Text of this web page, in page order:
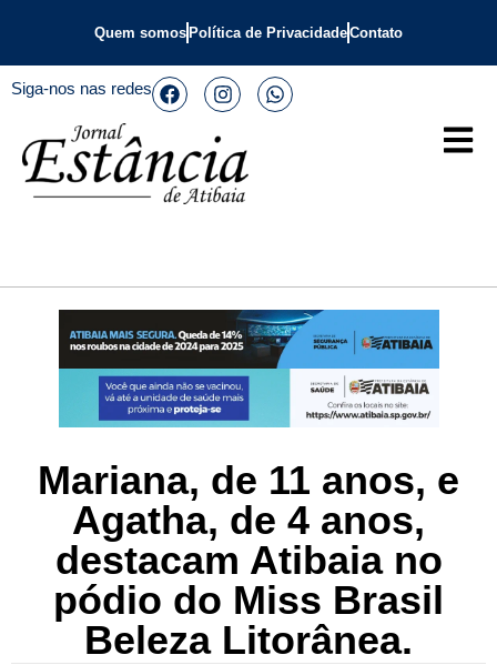
Quem somos Política de PrivacidadeContato
Siga-nos nas redes
Mariana, de 11 anos, e
Agatha, de 4 anos,
destacam Atibaia no
pódio do Miss Brasil
Beleza Litorânea.